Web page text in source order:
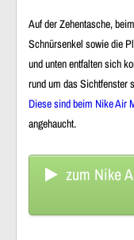
Auf der Zehentasche,
Schnürsenkel sowie die
und unten entfalten sich
rund um das Sichtfenster
Diese sind beim Nike Air
angehaucht.
zum Nike